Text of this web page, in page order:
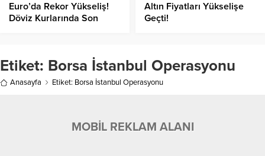
Euro’da Rekor Yükseliş!
Döviz Kurlarında Son
Altın Fiyatları Yükselişe
Geçti!
Etiket: Borsa İstanbul Operasyonu
Anasayfa Etiket: Borsa İstanbul Operasyonu
MOBİL REKLAM ALANI